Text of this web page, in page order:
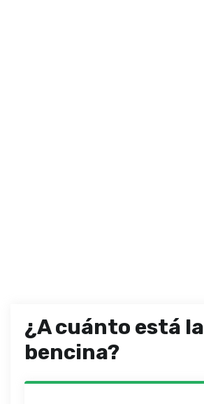
¿A cuánto está la
bencina?